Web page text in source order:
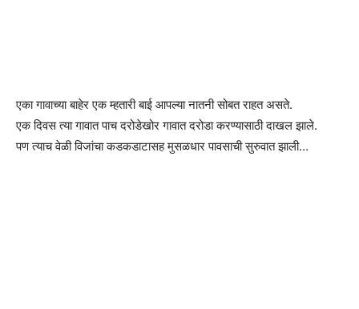
एका गावाच्या बाहेर एक म्हतारी बाई आपल्या नातनी सोबत राहत असते.
एक दिवस त्या गावात पाच दरोडेखोर गावात दरोडा करण्यासाठी दाखल झाले.
पण त्याच वेळी विजांचा कडकडाटासह मुसळधार पावसाची सुरुवात झाली…